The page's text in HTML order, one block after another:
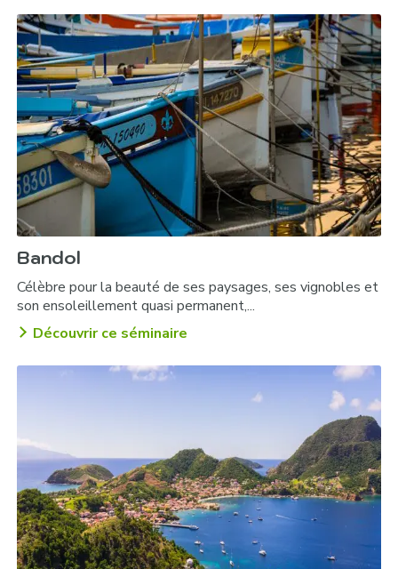
Bandol
Célèbre pour la beauté de ses paysages, ses vignobles et
son ensoleillement quasi permanent,...
Découvrir ce séminaire